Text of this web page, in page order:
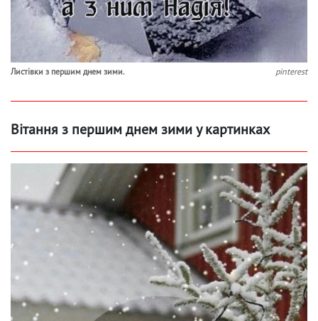
Листівки з першим днем зими. pinterest
Вітання з першим днем ​​зими у картинках